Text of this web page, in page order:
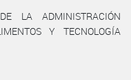
LA ADMINISTRACIÓN
Y TECNOLOGÍA